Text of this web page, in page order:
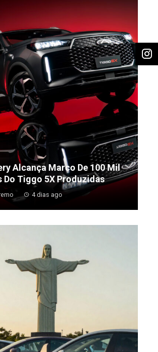
Alcança Marco De 100 Mil
Do Tiggo 5X Produzidas
4 dias ago